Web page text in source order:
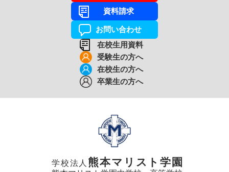
資料請求
お問い合わせ
在校生用資料
受験生の方へ
在校生の方へ
卒業生の方へ
学校法人 熊本マリスト学園